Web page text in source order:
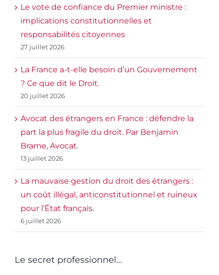
Le vote de confiance du Premier ministre :
implications constitutionnelles et
responsabilités citoyennes
27 juillet 2026
La France a-t-elle besoin d’un Gouvernement
? Ce que dit le Droit.
20 juillet 2026
Avocat des étrangers en France : défendre la
part la plus fragile du droit. Par Benjamin
Brame, Avocat.
13 juillet 2026
La mauvaise gestion du droit des étrangers :
un coût illégal, anticonstitutionnel et ruineux
pour l’État français.
6 juillet 2026
Le secret professionnel…